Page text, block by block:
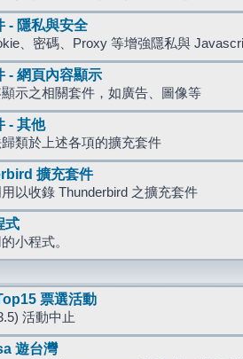
- 隱私與安全
、密碼、Proxy 等增強隱私與
- 網頁內容顯示
示之相關套件，如廣告、圖像等
- 其他
類於上述各項的擴充套件
擴充套件
以收錄 Thunderbird 之擴充套件
式
小程式。
票選活動
活動中止
遊台灣